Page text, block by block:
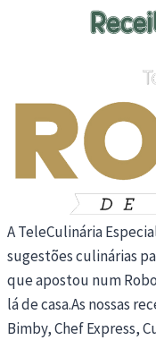
A TeleCulinária
sugestões culinárias
que apostou num
lá de casa.As nossas
Bimby, Chef Express,